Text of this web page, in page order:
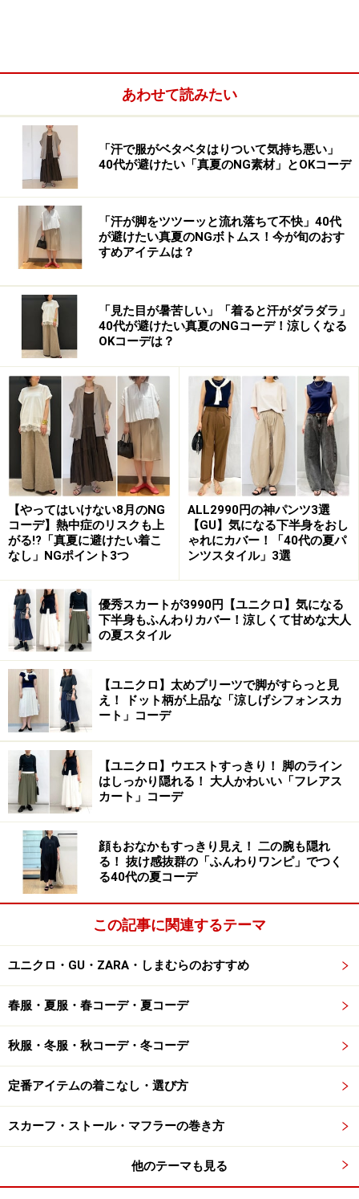
DIANE von FURSTENBERG 2011-12秋冬NYコレクション
60'sの勢いと、淑女の品格を、高い次元で両立したアプ
ローチが冴える。色合いの異なるトーンのグリーンを配
して、優美なアンサンブルを奏でたたスタイルは、大人
女性にとってまたとないお手本ルックに。ビッグサング
ラスも当時のムードを醸し出すアクセントツールの仲間
入り。話題のワインカラーで染め上げた装いは、熟成レ
ッドのリップカラーをまとったモダンレディーの風格に
似つかわしい。
次のページでは、Donna Karan（ダナ キャラン）！
1/4
あわせて読みたい
「汗で服がベタベタはりついて気持ち悪い」
40代が避けたい「真夏のNG素材」とOKコーデ
「汗が脚をツツーッと流れ落ちて不快」40代
が避けたい真夏のNGボトムス！今が旬のおす
すめアイテムは？
「見た目が暑苦しい」「着ると汗がダラダラ」
40代が避けたい真夏のNGコーデ！涼しくなる
OKコーデは？
【やってはいけない8月のNG
コーデ】熱中症のリスクも上
がる!?「真夏に避けたい着こ
なし」NGポイント3つ
ALL2990円の神パンツ3選
【GU】気になる下半身をおし
ゃれにカバー！「40代の夏パ
ンツスタイル」3選
優秀スカートが3990円【ユニクロ】気になる
下半身もふんわりカバー！涼しくて甘めな大人
の夏スタイル
【ユニクロ】太めプリーツで脚がすらっと見
え！ ドット柄が上品な「涼しげシフォンスカ
ート」コーデ
【ユニクロ】ウエストすっきり！ 脚のライン
はしっかり隠れる！ 大人かわいい「フレアス
カート」コーデ
顔もおなかもすっきり見え！ 二の腕も隠れ
る！ 抜け感抜群の「ふんわりワンピ」でつく
る40代の夏コーデ
この記事に関連するテーマ
ユニクロ・GU・ZARA・しまむらのおすすめ
春服・夏服・春コーデ・夏コーデ
秋服・冬服・秋コーデ・冬コーデ
定番アイテムの着こなし・選び方
スカーフ・ストール・マフラーの巻き方
他のテーマも見る